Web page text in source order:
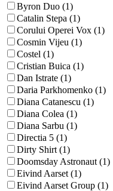
Byron Duo (1)
Catalin Stepa (1)
Corului Operei Vox (1)
Cosmin Vijeu (1)
Costel (1)
Cristian Buica (1)
Dan Istrate (1)
Daria Parkhomenko (1)
Diana Catanescu (1)
Diana Colea (1)
Diana Sarbu (1)
Directia 5 (1)
Dirty Shirt (1)
Doomsday Astronaut (1)
Eivind Aarset (1)
Eivind Aarset Group (1)